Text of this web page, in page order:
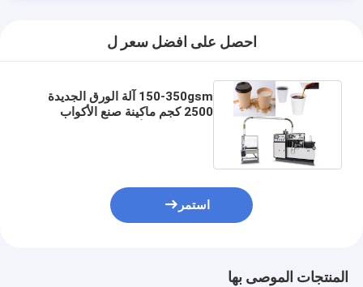
احصل على افضل سعر ل
150-350gsm آلة الورق الجديدة
2500 كجم ماكينة صنع الأكواب
استمر
المنتجات الموصى بها